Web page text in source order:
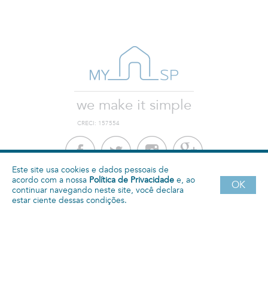
como funciona|política de privacidade
termos e condições
we make it simple
CRECI: 157554
Este site usa cookies e dados pessoais de
acordo com a nossa Política de Privacidade e, ao
continuar navegando neste site, você declara
estar ciente dessas condições.
OK